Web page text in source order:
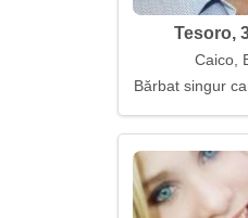
Tesoro,
Caico,
Bărbat singur